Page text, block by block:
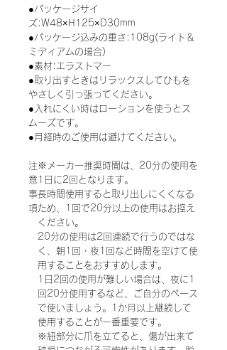
●パッケージサイ
ズ:W48×H125×D30mm
●パッケージ込みの重さ:108g(ライト＆
ミディアムの場合)
●素材:エラストマー
●取り出すときはリラックスしてひもを
やさしく引っ張ってください。
●入れにくい時はローションを使うとス
ムーズです。
●月経時のご使用は避けてください。
注
意
事
項
※メーカー推奨時間は、20分の使用を
1日に2回となります。
長時間使用すると取り出しにくくなる
ため、1回で20分以上の使用はお控え
ください。
20分の使用は2回連続で行うのではな
く、朝1回・夜1回など時間を空けて使
用することをおすすめします。
1日2回の使用が難しい場合は、夜に1
回20分使用するなど、ご自分のペース
で使いましょう。1か月以上継続して
使用することが一番重要です。
※紐部分に爪を立てると、傷が出来て